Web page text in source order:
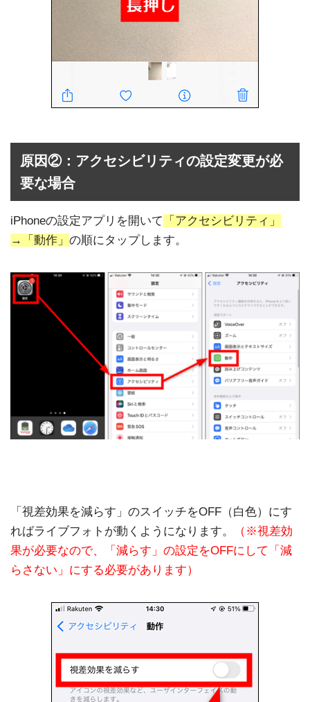
原因②：アクセシビリティの設定変更が必
要な場合
iPhoneの設定アプリを開いて
「アクセシビリティ」
→「動作」 の順にタップします。
「視差効果を減らす」のスイッチをOFF（白色）にす
ればライブフォトが動くようになります。
（※視差効
果が必要なので、「減らす」の設定をOFFにして「減
らさない」にする必要があります）